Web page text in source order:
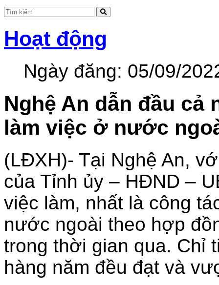
Hoạt động
Ngày đăng: 05/09/
Nghệ An dẫn đầu
làm việc ở nước
(LĐXH)- Tại Nghệ An,
của Tỉnh ủy – HĐND –
việc làm, nhất là công
nước ngoài theo hợp
trong thời gian qua. Chỉ
hàng năm đều đạt và